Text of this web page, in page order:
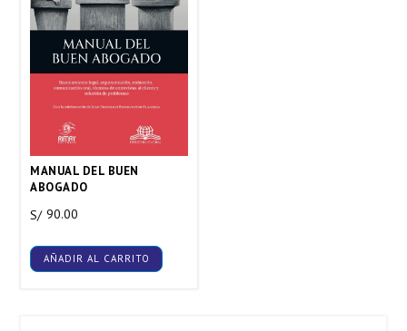
MANUAL DEL BUEN
ABOGADO
S/ 90.00
AÑADIR AL CARRITO